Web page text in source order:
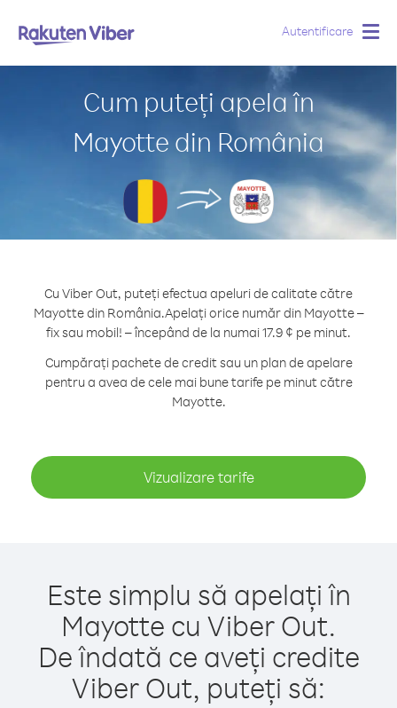
Autentificare
Cum puteți apela în
Mayotte din România
Cu Viber Out, puteți efectua apeluri de calitate către
Mayotte din România.Apelați orice număr din Mayotte –
fix sau mobil! – începând de la numai 17.9 ¢ pe minut.
Cumpărați pachete de credit sau un plan de apelare
pentru a avea de cele mai bune tarife pe minut către
Mayotte.
Vizualizare tarife
Este simplu să apelați în
Mayotte cu Viber Out.
De îndată ce aveți credite
Viber Out, puteți să: